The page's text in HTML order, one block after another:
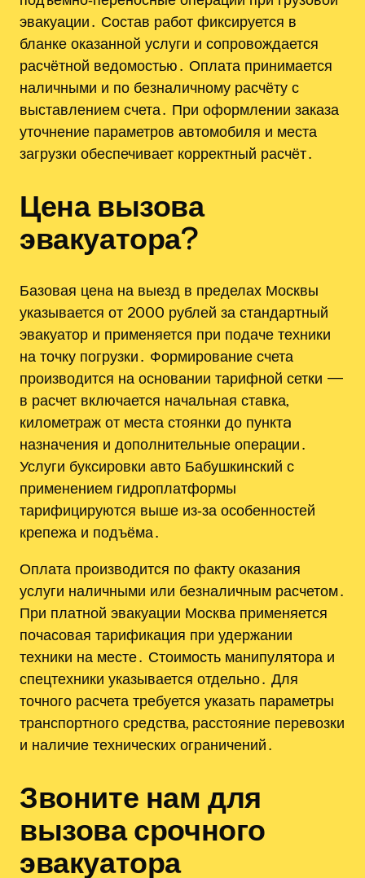
эвакуации․ Состав работ фиксируется в
бланке оказанной услуги и сопровождается
расчётной ведомостью․ Оплата принимается
наличными и по безналичному расчёту с
выставлением счета․ При оформлении заказа
уточнение параметров автомобиля и места
загрузки обеспечивает корректный расчёт․
Цена вызова
эвакуатора?
Базовая цена на выезд в пределах Москвы
указывается от 2000 рублей за стандартный
эвакуатор и применяется при подаче техники
на точку погрузки․ Формирование счета
производится на основании тарифной сетки —
в расчет включается начальная ставка,
километраж от места стоянки до пунктa
назначения и дополнительные операции․
Услуги буксировки авто Бабушкинский с
применением гидроплатформы
тарифицируются выше из‑за особенностей
крепежа и подъёма․
Оплата производится по факту оказания
услуги наличными или безналичным расчетом․
При платной эвакуации Москва применяется
почасовая тарификация при удержании
техники на месте․ Стоимость манипулятора и
спецтехники указывается отдельно․ Для
точного расчета требуется указать параметры
транспортного средства, расстояние перевозки
и наличие технических ограничений․
Звоните нам для
вызова срочного
эвакуатора